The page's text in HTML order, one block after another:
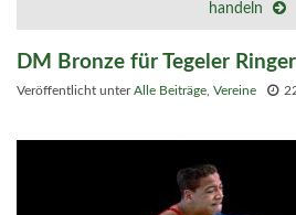
handeln
DM Bronze für Tegeler Ringer
Veröffentlicht unterAlle Beiträge Vereine